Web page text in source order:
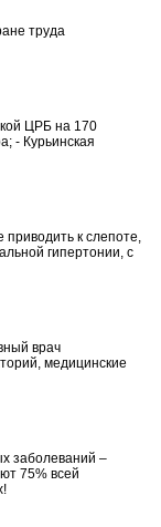
труда
ЦРБ на 170
- Курьинская
к слепоте,
гипертонии, с
врач
медицинские
заболеваний –
75% всей